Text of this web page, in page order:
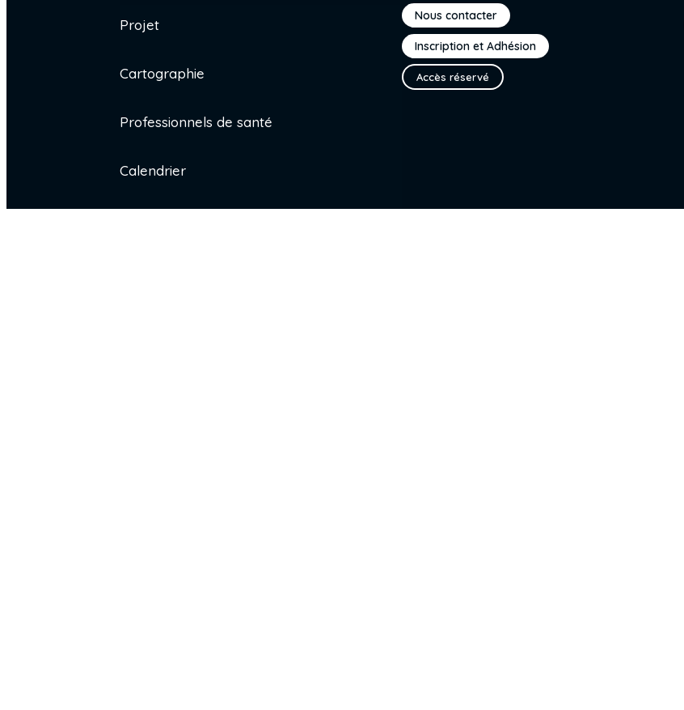
Projet
Cartographie
Professionnels de santé
Calendrier
Nous contacter
Inscription et Adhésion
Accès réservé